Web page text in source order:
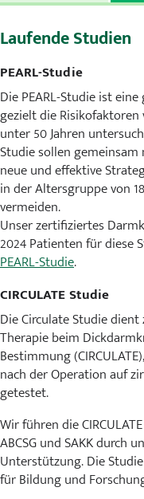
Presse
Kontakt
Laufende Studien
PEARL-Studie
Die PEARL-Studie ist
gezielt die
unter 50 Jahren
Studie sollen gemeinsam
neue und effektive
in der Altersgruppe von
vermeiden.
Unser zertifiziertes
2024 Patienten für diese
PEARL-Studie.
CIRCULATE Studie
Die Circulate Studie
Therapie beim
Bestimmung
nach der Operation auf
getestet.
Wir führen die
ABCSG und SAKK durch
Unterstützung. Die
für Bildung und